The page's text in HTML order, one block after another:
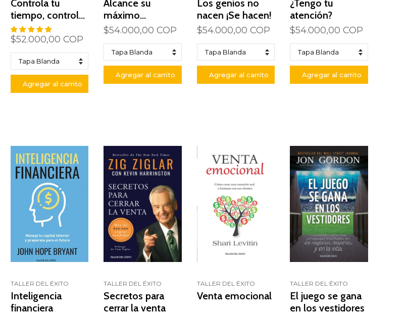
Controla tu
tiempo, controla
tu vida
$52.000,00 COP
Agregar al carrito
Alcance su
máximo
desempeño
$54.000,00 COP
Agregar al carrito
Los genios no
nacen ¡Se hacen!
$54.000,00 COP
Agregar al carrito
¿Tengo tu
atención?
$54.000,00 COP
Agregar al carrito
TALLER DEL ÉXITO
Inteligencia
financiera
TALLER DEL ÉXITO
Secretos para
cerrar la venta
TALLER DEL ÉXITO
Venta emocional
TALLER DEL ÉXITO
El juego se gana
en los vestidores